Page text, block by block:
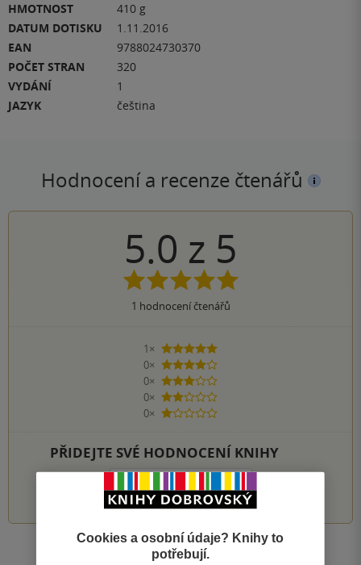
HMOTNOST
410 g
DATUM DOTISKU
1.11.2016
EAN
9788024730370
POČET STRAN
320
VYDÁNÍ
1
JAZYK
čeština
Hodnocení a recenze čtenářů
5.0 z 5
1 hodnocení čtenářů
1×
5 hvězdiček
0×
4 hvězdičky
0×
3 hvězdičky
0×
2 hvězdičky
0×
1 hvezdička
PŘIDEJTE SVÉ HODNOCENÍ KNIHY
1 2 3 4 5
Zobrazit všechna hodnocení
Cookies a osobní údaje? Knihy to
potřebují.